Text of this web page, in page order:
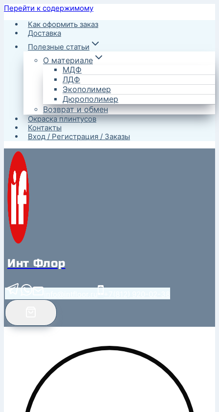
Перейти к содержимому
Как оформить заказ
Доставка
Полезные статьи
О материале
МДФ
ЛДФ
Экополимер
Дюрополимер
Возврат и обмен
Окраска плинтусов
Контакты
Вход / Регистрация / Заказы
Инт Флор